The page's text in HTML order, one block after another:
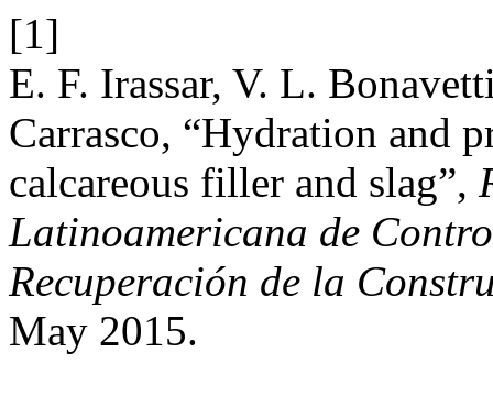
[1]
E. F. Irassar, V. L.
Carrasco, “Hydration and
calcareous filler and slag”,
Latinoamericana de
Recuperación de la
May 2015.